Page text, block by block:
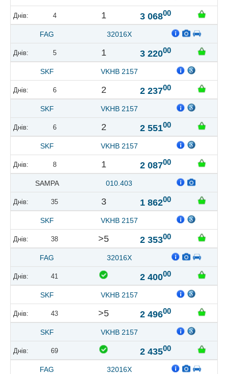
4 1 3 06800
FAG 32016X
5 1 3 22000
SKF VKHB 2157
6 2 2 23700
SKF VKHB 2157
6 2 2 55100
SKF VKHB 2157
8 1 2 08700
SAMPA 010.403
35 3 1 86200
SKF VKHB 2157
38 >5 2 35300
FAG 32016X
41 2 40000
SKF VKHB 2157
43 >5 2 49600
SKF VKHB 2157
69 2 43500
FAG 32016X